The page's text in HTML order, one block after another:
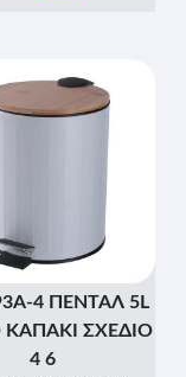
4 ΠΕΝΤΑΛ 5L
ΣΧΕΔΙΟ
4 6